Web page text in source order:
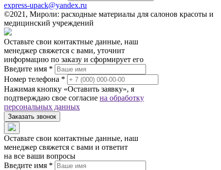
express-upack@yandex.ru
©2021, Мироли: расходные материалы для салонов красоты и
медицинский учреждений
Оставьте свои контактные данные, наш
менеджер свяжется с вами, уточнит
информацию по заказу и сформирует его
Введите имя *
Номер телефона *
Нажимая кнопку «Оставить заявку», я
подтверждаю свое согласие на обработку
персональных данных
Заказать звонок
Оставьте свои контактные данные, наш
менеджер свяжется с вами и ответит
на все ваши вопросы
Введите имя *